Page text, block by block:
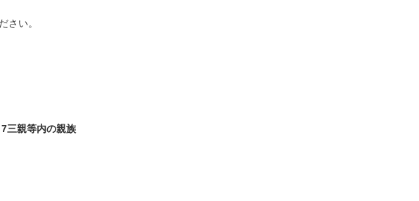
さい。
親等内の親族